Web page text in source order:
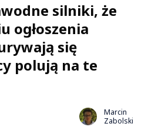
silniki, że
ogłoszenia
się
polują na te
Marcin
Zabolski